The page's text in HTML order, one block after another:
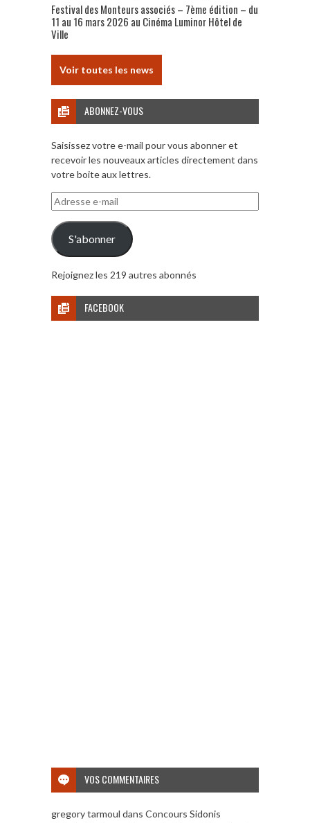
Festival des Monteurs associés – 7ème édition – du
11 au 16 mars 2026 au Cinéma Luminor Hôtel de
Ville
Voir toutes les news
ABONNEZ-VOUS
Saisissez votre e-mail pour vous abonner et
recevoir les nouveaux articles directement dans
votre boite aux lettres.
Adresse
e-
mail
S'abonner
Rejoignez les 219 autres abonnés
FACEBOOK
VOS COMMENTAIRES
gregory tarmoul dans Concours Sidonis